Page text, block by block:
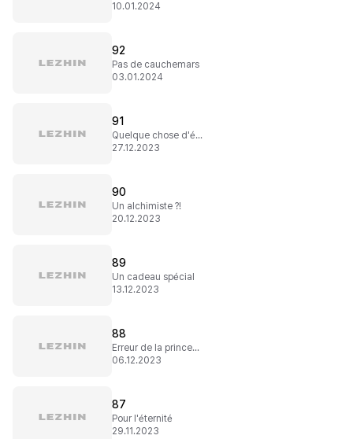
10.01.2024
92
Pas de cauchemars
03.01.2024
91
Quelque chose d'équitable
27.12.2023
90
Un alchimiste ?!
20.12.2023
89
Un cadeau spécial
13.12.2023
88
Erreur de la princesse
06.12.2023
87
Pour l'éternité
29.11.2023